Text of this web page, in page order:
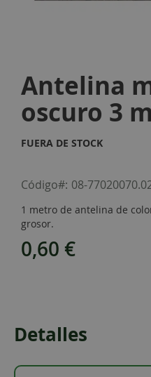
the
beginning
of
the
images
Antelina
oscuro 3
FUERA DE STOCK
Código 08-
1 metro de antelina de
grosor.
0,60 €
Detalles